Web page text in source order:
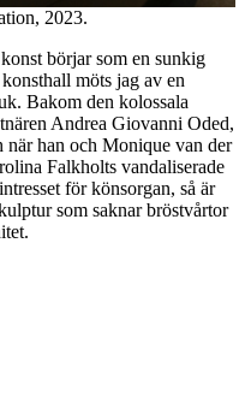
2023.
börjar som en sunkig
möts jag av en
Bakom den kolossala
Andrea Giovanni Oded,
när han och Monique van der
Falkholts vandaliserade
för könsorgan, så är
som saknar bröstvårtor